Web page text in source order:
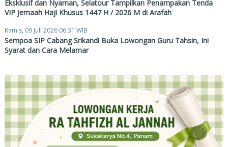
Eksklusif dan Nyaman, Selatour Tampilkan Penampakan Tenda
VIP Jemaah Haji Khusus 1447 H / 2026 M di Arafah
Kamis, 09 Juli 2026 06:31 WIB
Sempoa SIP Cabang Srikandi Buka Lowongan Guru Tahsin, Ini
Syarat dan Cara Melamar